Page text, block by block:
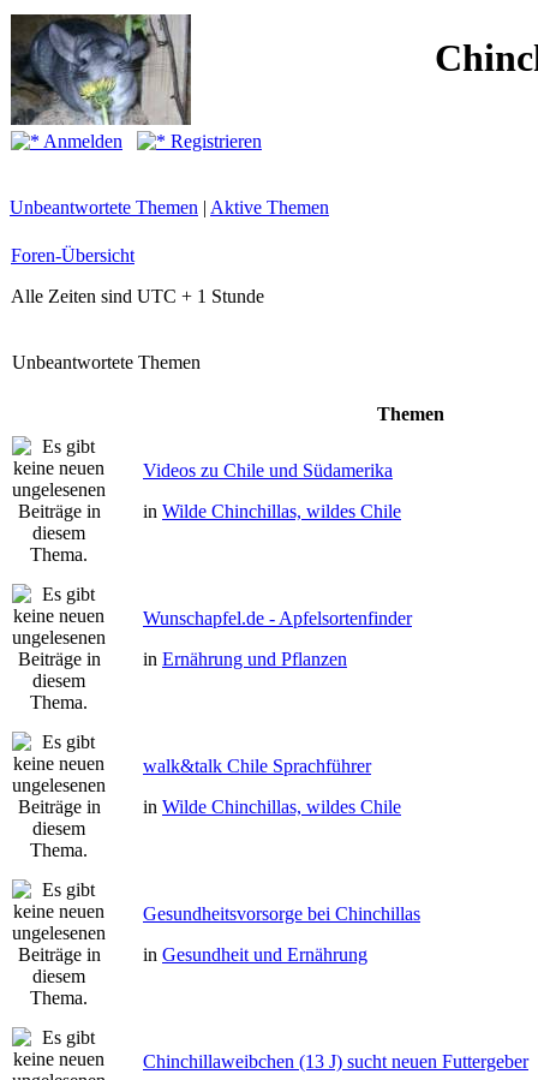
Anmelden
Registrieren
Unbeantwortete Themen | Aktive Themen
Foren-Übersicht
Alle Zeiten sind UTC + 1 Stunde
Unbeantwortete Themen
Themen
Videos zu Chile und Südamerika
in Wilde Chinchillas, wildes Chile
Wunschapfel.de - Apfelsortenfinder
in Ernährung und Pflanzen
walk&talk Chile Sprachführer
in Wilde Chinchillas, wildes Chile
Gesundheitsvorsorge bei Chinchillas
in Gesundheit und Ernährung
Chinchillaweibchen (13 J) sucht neuen Futtergeber